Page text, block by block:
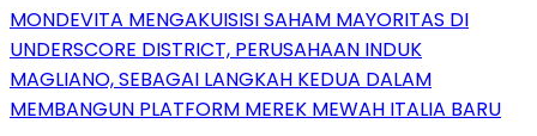
MONDEVITA MENGAKUISISI SAHAM MAYORITAS DI
UNDERSCORE DISTRICT, PERUSAHAAN INDUK
MAGLIANO, SEBAGAI LANGKAH KEDUA DALAM
MEMBANGUN PLATFORM MEREK MEWAH ITALIA BARU